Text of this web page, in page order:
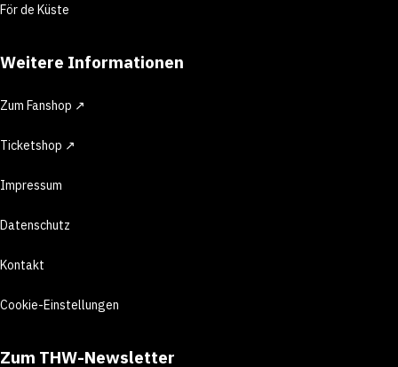
För de Küste
Weitere Informationen
Zum Fanshop ↗
Ticketshop ↗
Impressum
Datenschutz
Kontakt
Cookie-Einstellungen
Zum THW-Newsletter